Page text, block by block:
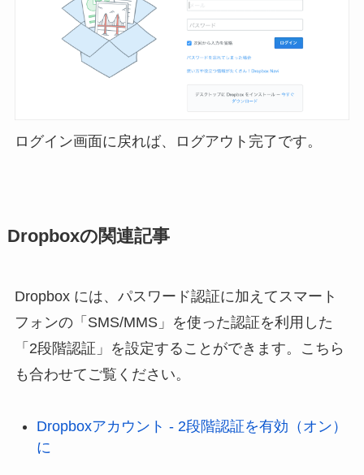
ログイン画面に戻れば、ログアウト完了です。
Dropboxの関連記事
Dropbox には、パスワード認証に加えてスマート
フォンの「SMS/MMS」を使った認証を利用した
「2段階認証」を設定することができます。こちら
も合わせてご覧ください。
Dropboxアカウント - 2段階認証を有効（オン）
に